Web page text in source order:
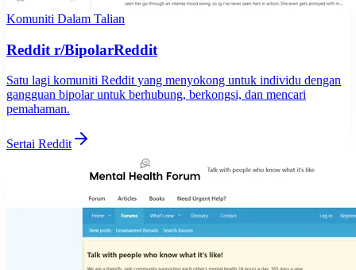
Komuniti Dalam Talian
Reddit r/BipolarReddit
Satu lagi komuniti Reddit yang menyokong untuk individu dengan
gangguan bipolar untuk berhubung, berkongsi, dan mencari
pemahaman.
Sertai Reddit